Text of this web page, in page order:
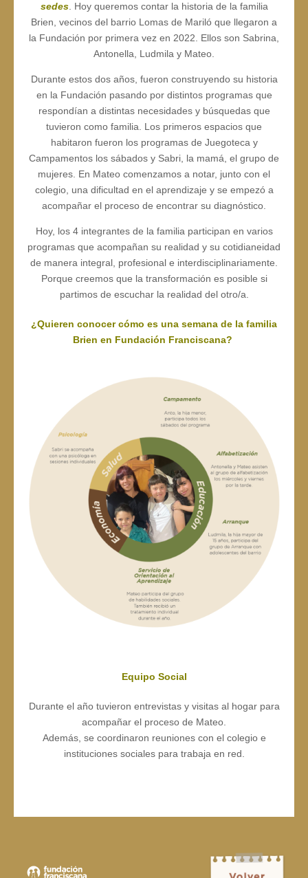
sedes. Hoy queremos contar la historia de la familia
Brien, vecinos del barrio Lomas de Mariló que llegaron a
la Fundación por primera vez en 2022. Ellos son Sabrina,
Antonella, Ludmila y Mateo.
Durante estos dos años, fueron construyendo su historia
en la Fundación pasando por distintos programas que
respondían a distintas necesidades y búsquedas que
tuvieron como familia. Los primeros espacios que
habitaron fueron los programas de Juegoteca y
Campamentos los sábados y Sabri, la mamá, el grupo de
mujeres. En Mateo comenzamos a notar, junto con el
colegio, una dificultad en el aprendizaje y se empezó a
acompañar el proceso de encontrar su diagnóstico.
Hoy, los 4 integrantes de la familia participan en varios
programas que acompañan su realidad y su cotidianeidad
de manera integral, profesional e interdisciplinariamente.
Porque creemos que la transformación es posible si
partimos de escuchar la realidad del otro/a.
¿Quieren conocer cómo es una semana de la familia
Brien en Fundación Franciscana?
Equipo Social
Durante el año tuvieron entrevistas y visitas al hogar para
acompañar el proceso de Mateo.
Además, se coordinaron reuniones con el colegio e
instituciones sociales para trabaja en red.